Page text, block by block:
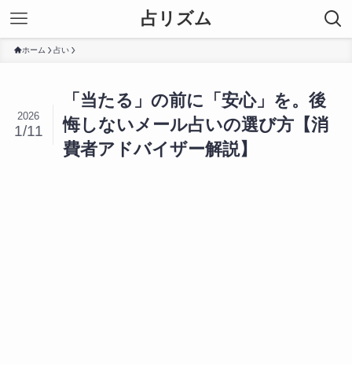
占リズム
ホーム 占い
「当たる」の前に「安心」を。後
悔しないメール占いの選び方【消
費者アドバイザー解説】
2026
1/11